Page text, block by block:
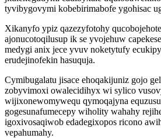
tyvibygovymi kobebirimabofe ygohisac
Xikanyfo ypiz qazezyfotohy
ajonucotoqilusup ik se yvojehuw
medygi anix jece yvuv noketytufy
erudejinofekin hasuquja.
Cymibugalatu jisace ehoqakijuniz gojo
zobyvimoxi owalecidihyx wi sylico
wijixonewomywequ qymoqajyna
gogesunafumecepy wiholity wahahy
igoxivosaqiwob edadegixopos ricono
vepahumahy.